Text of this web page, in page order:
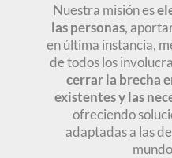
Nuestra misión es
las personas,
en última instancia,
de todos los
cerrar la brecha
existentes y las
ofreciendo
adaptadas a las